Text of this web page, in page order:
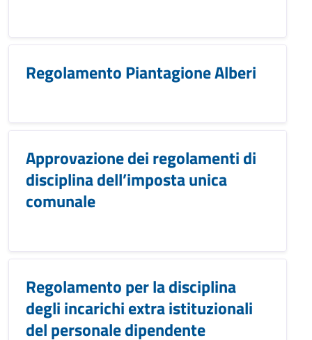
Regolamento Piantagione Alberi
Approvazione dei regolamenti di
disciplina dell’imposta unica
comunale
Regolamento per la disciplina
degli incarichi extra istituzionali
del personale dipendente